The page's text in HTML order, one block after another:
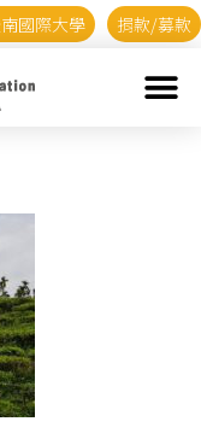
國際大學 捐款/募款